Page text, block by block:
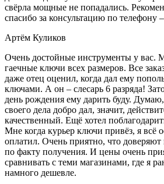
свёрла мощные не попадались.
спасибо за консультацию по телефону
Артём Куликов
Очень достойные инструменты у
гаечные ключи всех размеров. Все
даже отец оценил, когда дал ему
ключами. А он – слесарь 6 разряда!
день рождения ему дарить буду.
своего дела добро дал, значит,
качественный. Ещё хотел
Мне когда курьер ключи привёз, я всё
оплатил. Очень приятно, что доверяют
по факту получения. И цены очень
сравнивать с теми магазинами, где я
намного дешевле.